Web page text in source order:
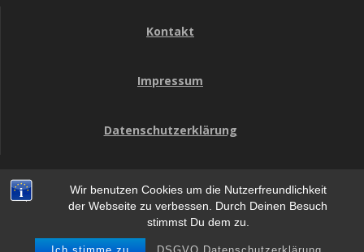
Wir benutzen Cookies um die Nutzerfreundlichkeit
der Webseite zu verbessen. Durch Deinen Besuch
stimmst Du dem zu.
Kontakt
Impressum
Datenschutzerklärung
HomeCon
© 2026 HomeCon. WordPress mit dem